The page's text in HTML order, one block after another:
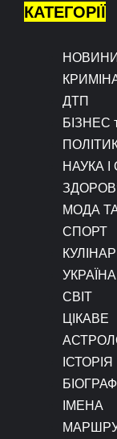
КАТЕГОРІЇ
НОВИНИ
ДТП
БІЗНЕС
НАУКА І
МОДА
СПОРТ
УКРАЇНА
СВІТ
ЦІКАВЕ
ІСТОРІЯ
ІМЕНА